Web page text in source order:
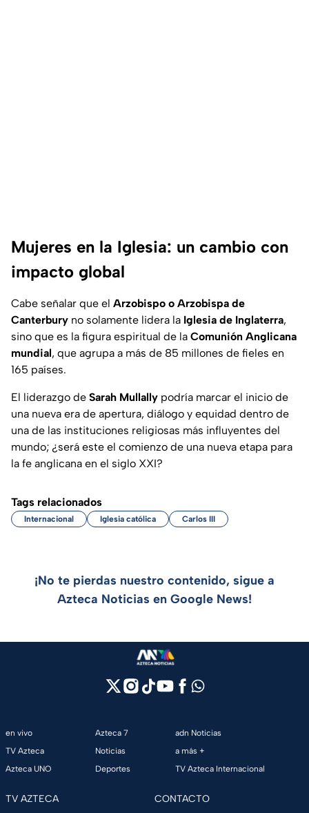
Mujeres en la Iglesia: un cambio con
impacto global
Cabe señalar que el Arzobispo o Arzobispa de
Canterbury no solamente lidera la Iglesia de Inglaterra,
sino que es la figura espiritual de la Comunión Anglicana
mundial, que agrupa a más de 85 millones de fieles en
165 países.
El liderazgo de Sarah Mullally podría marcar el inicio de
una nueva era de apertura, diálogo y equidad dentro de
una de las instituciones religiosas más influyentes del
mundo; ¿será este el comienzo de una nueva etapa para
la fe anglicana en el siglo XXI?
Tags relacionados
Internacional Iglesia católica Carlos III
¡No te pierdas nuestro contenido, sigue a
Azteca Noticias en Google News!
en vivo
TV Azteca
Azteca UNO
Azteca 7
Noticias
Deportes
adn Noticias
a más +
TV Azteca Internacional
TV AZTECA CONTACTO